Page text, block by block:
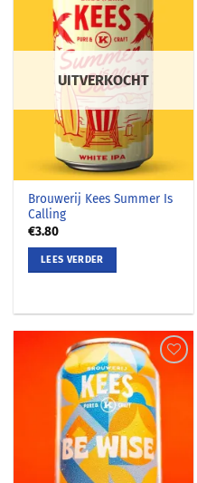
UITVERKOCHT
Brouwerij Kees Summer Is
Calling
€3.80
LEES VERDER